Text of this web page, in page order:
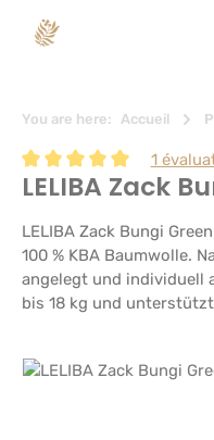
principal
You are here: Accueil
Note moyenne de 5 sur
1
LELIBA Zack
LELIBA Zack Bungi
100 % KBA Baumwolle.
angelegt und individuell
bis 18 kg und
Ignorer la galerie